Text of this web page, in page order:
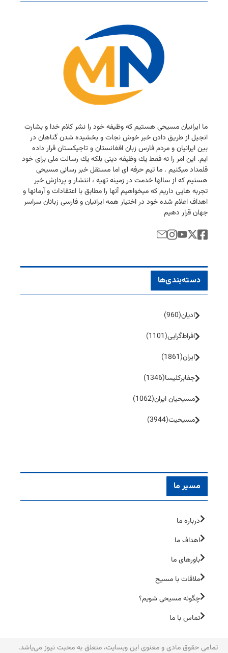
ما ایرانیان مسیحی هستیم كه وظیفه خود را نشر كلام خدا و بشارت
انجیل از طریق دادن خبر خوش نجات و بخشیده شدن گناهان در
بین ایرانیان و مردم فارس زبان افغانستان و تاجیكستان قرار داده
ایم. این امر را نه فقط یك وظیفه دینی بلكه یك رسالت ملی برای خود
قلمداد میكنیم . ما تیم حرفه ای اما مستقل خبر رسانی مسیحی
هستیم كه از سالها خدمت در زمینه تهیه ، انتشار و پردازش خبر
تجربه هایی داریم كه میخواهیم آنها را مطابق با اعتقادات و آرمانها و
اهداف اعلام شده خود در اختیار همه ایرانیان و فارسی زبانان سراسر
جهان قرار دهیم
دسته‌بندی‌ها
ادیان(960)
افراط‌گرایی(1101)
ایران(1861)
جفا‌بر‌کلیسا(1346)
مسیحیان ایران(1062)
مسیحیت(3944)
مسیر ما
درباره ما
اهداف ما
باورهای ما
ملاقات با مسیح
چگونه مسیحی شویم؟
تماس با ما
تمامی حقوق مادی و معنوی این وبسایت، متعلق به محبت نیوز می‌یاشد.